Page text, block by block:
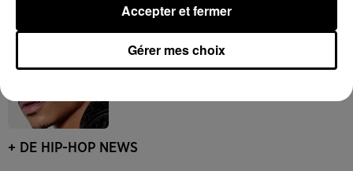
Josh Levi dévoile « Swerve »
+ DE HIP-HOP NEWS
Gérer mes choix
Accepter et fermer